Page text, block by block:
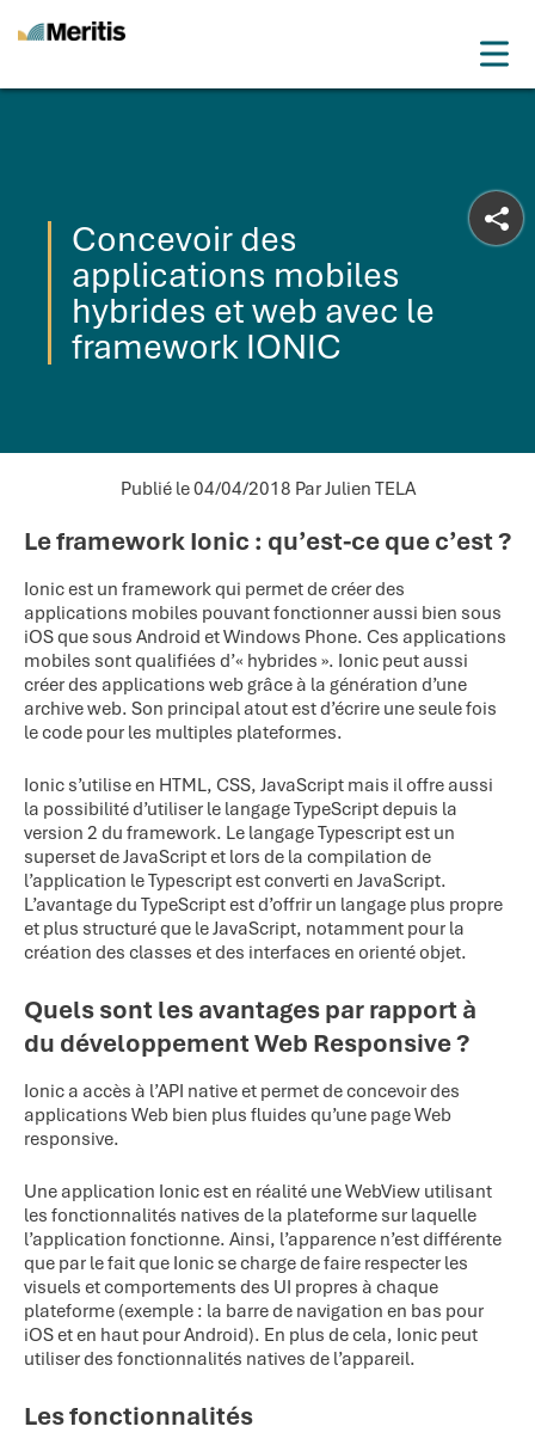
Concevoir des
applications mobiles
hybrides et web avec le
framework IONIC
Publié le 04/04/2018 Par Julien TELA
Le framework Ionic : qu’est-ce que c’est ?
Ionic est un framework qui permet de créer des
applications mobiles pouvant fonctionner aussi bien sous
iOS que sous Android et Windows Phone. Ces applications
mobiles sont qualifiées d’« hybrides ». Ionic peut aussi
créer des applications web grâce à la génération d’une
archive web. Son principal atout est d’écrire une seule fois
le code pour les multiples plateformes.
Ionic s’utilise en HTML, CSS, JavaScript mais il offre aussi
la possibilité d’utiliser le langage TypeScript depuis la
version 2 du framework. Le langage Typescript est un
superset de JavaScript et lors de la compilation de
l’application le Typescript est converti en JavaScript.
L’avantage du TypeScript est d’offrir un langage plus propre
et plus structuré que le JavaScript, notamment pour la
création des classes et des interfaces en orienté objet.
Quels sont les avantages par rapport à
du développement Web Responsive ?
Ionic a accès à l’API native et permet de concevoir des
applications Web bien plus fluides qu’une page Web
responsive.
Une application Ionic est en réalité une WebView utilisant
les fonctionnalités natives de la plateforme sur laquelle
l’application fonctionne. Ainsi, l’apparence n’est différente
que par le fait que Ionic se charge de faire respecter les
visuels et comportements des UI propres à chaque
plateforme (exemple : la barre de navigation en bas pour
iOS et en haut pour Android). En plus de cela, Ionic peut
utiliser des fonctionnalités natives de l’appareil.
Les fonctionnalités